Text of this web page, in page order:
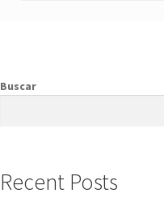
Buscar
Recent Posts